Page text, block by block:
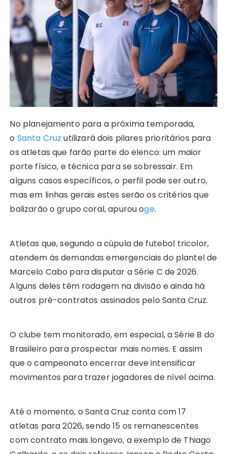
A
p
p
b
o
o
k
e
n
g
er
Li
n
k
st dI
n
r r
a
m
No planejamento para a próxima temporada,
o Santa Cruz utilizará dois pilares prioritários para
os atletas que farão parte do elenco: um maior
porte físico, e técnica para se sobressair. Em
alguns casos específicos, o perfil pode ser outro,
mas em linhas gerais estes serão os critérios que
balizarão o grupo coral, apurou oge.
Atletas que, segundo a cúpula de futebol tricolor,
atendem às demandas emergenciais do plantel de
Marcelo Cabo para disputar a Série C de 2026.
Alguns deles têm rodagem na divisão e ainda há
outros pré-contratos assinados pelo Santa Cruz.
O clube tem monitorado, em especial, a Série B do
Brasileiro para prospectar mais nomes. E assim
que o campeonato encerrar deve intensificar
movimentos para trazer jogadores de nível acima.
Até o momento, o Santa Cruz conta com 17
atletas para 2026, sendo 15 os remanescentes
com contrato mais longevo, a exemplo de Thiago